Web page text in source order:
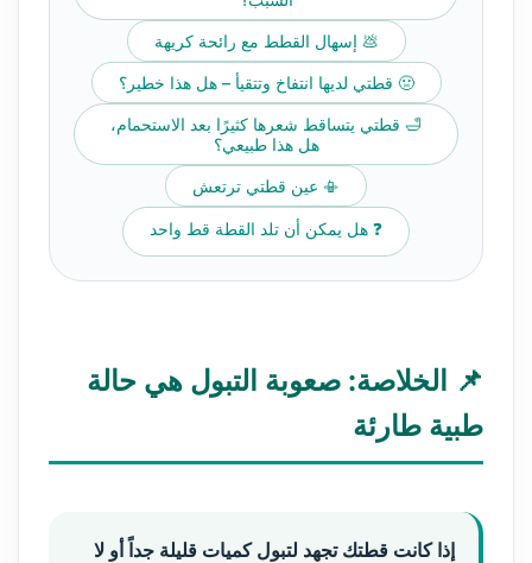
💩 إسهال القطط مع رائحة كريهة
🤢 قطتي لديها انتفاخ وتتقيأ – هل هذا خطير؟
🛁 قطتي يتساقط شعرها كثيرًا بعد الاستحمام،
هل هذا طبيعي؟
📳 عين قطتي ترتعش
❓ هل يمكن أن تلد القطة قط واحد
📌 الخلاصة: صعوبة التبول هي حالة
طبية طارئة
إذا كانت قطتك تجهد لتبول كميات قليلة جداً أو لا